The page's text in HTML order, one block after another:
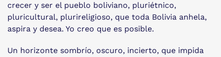
crecer y ser el pueblo boliviano, pluriétnico,
pluricultural, plurireligioso, que toda Bolivia anhela,
aspira y desea. Yo creo que es posible.
Un horizonte sombrío, oscuro, incierto, que impida